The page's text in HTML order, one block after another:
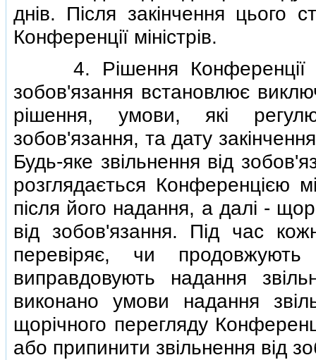
днiв. Пiсля закiнчення цього
Конференцiї мiнiстрiв.
4. Рiшення Конференцiї
зобов'язання встановлює
рiшення, умови, якi
зобов'язання, та дату
Будь-яке звiльнення вiд
розглядається Конференцiєю
пiсля його надання, а далi -
вiд зобов'язання. Пiд час
перевiряє, чи
виправдовують надання
виконано умови надання
щорiчного перегляду
або припинити звiльнення вiд